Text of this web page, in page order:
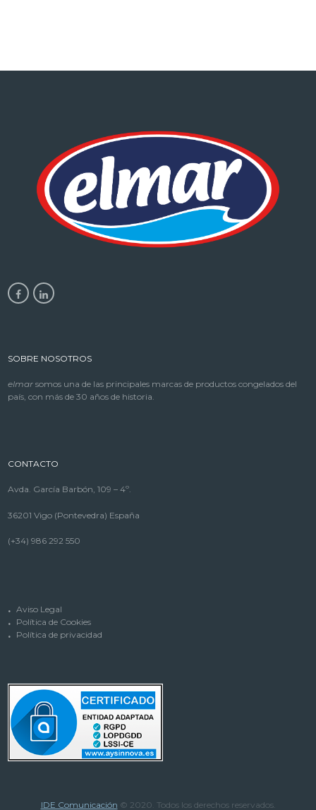
SOBRE NOSOTROS
elmar somos una de las principales marcas de productos congelados del
país, con más de 30 años de historia.
CONTACTO
Avda. García Barbón, 109 – 4º.
36201 Vigo (Pontevedra) España
(+34) 986 292 550
Aviso Legal
Política de Cookies
Política de privacidad
IDE Comunicación © 2020. Todos los derechos reservados.